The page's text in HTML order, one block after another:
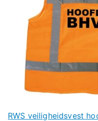
RWS veiligheidsvest